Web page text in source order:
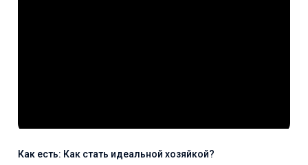
Как есть: Как стать идеальной хозяйкой?